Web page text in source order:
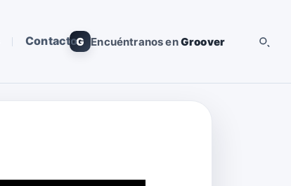
ContactoG Encuéntranos enGroover